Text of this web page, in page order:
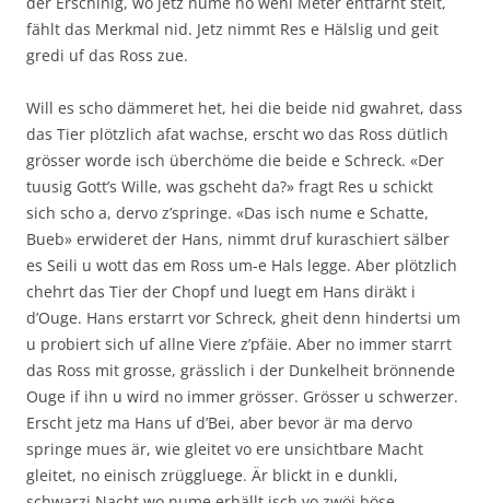
fählt das Merkmal nid. Jetz nimmt Res e Hälslig und geit
gredi uf das Ross zue.
Will es scho dämmeret het, hei die beide nid gwahret, dass
das Tier plötzlich afat wachse, erscht wo das Ross dütlich
grösser worde isch überchöme die beide e Schreck. «Der
tuusig Gott’s Wille, was gscheht da?» fragt Res u schickt
sich scho a, dervo z’springe. «Das isch nume e Schatte,
Bueb» erwideret der Hans, nimmt druf kuraschiert sälber
es Seili u wott das em Ross um-e Hals legge. Aber plötzlich
chehrt das Tier der Chopf und luegt em Hans diräkt i
d’Ouge. Hans erstarrt vor Schreck, gheit denn hindertsi um
u probiert sich uf allne Viere z’pfäie. Aber no immer starrt
das Ross mit grosse, grässlich i der Dunkelheit brönnende
Ouge if ihn u wird no immer grösser. Grösser u schwerzer.
Erscht jetz ma Hans uf d’Bei, aber bevor är ma dervo
springe mues är, wie gleitet vo ere unsichtbare Macht
gleitet, no einisch zrüggluege. Är blickt in e dunkli,